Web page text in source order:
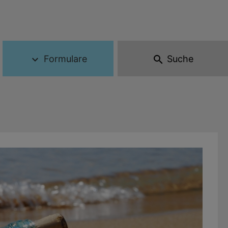
expand_more Formulare search Suche